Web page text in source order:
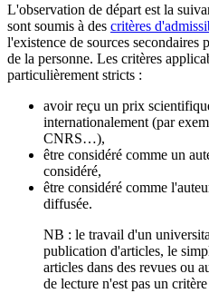
L'observation de départ est la
sont soumis à des critères
l'existence de sources secondaires
de la personne. Les critères
particulièrement stricts :
avoir reçu un prix
internationalement (par
CNRS…),
être considéré comme un
considéré,
être considéré comme
diffusée.
NB : le travail d'un
publication d'articles, le
articles dans des revues ou
de lecture n'est pas un